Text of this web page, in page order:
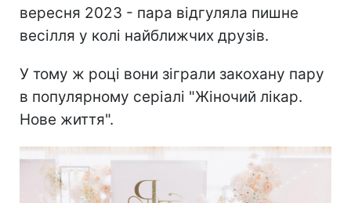
вересня 2023 - пара відгуляла пишне
весілля у колі найближчих друзів.
У тому ж році вони зіграли закохану пару
в популярному серіалі "Жіночий лікар.
Нове життя".